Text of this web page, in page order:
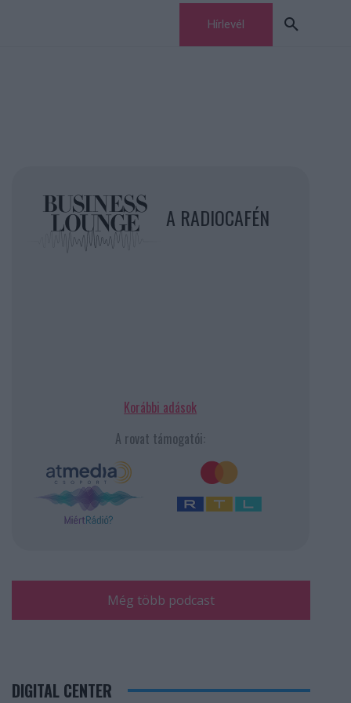
Hírlevél
A RADIOCAFÉN
Korábbi adások
A rovat támogatói:
Még több podcast
DIGITAL CENTER